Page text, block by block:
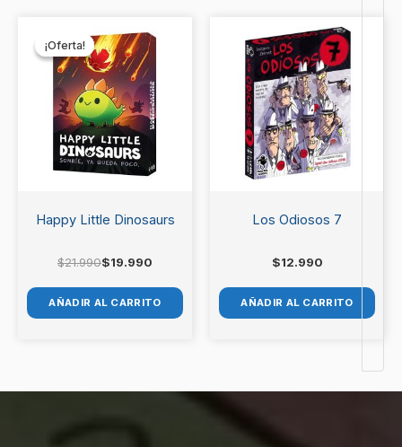
¡Oferta!
¡Oferta!
Happy Little Dinosaurs
$21.990
precio
original
era:
$21.990.
$19.990
precio
actual
es:
$19.990.
AÑADIR AL CARRITO
Los Odiosos 7
$12.990
AÑADIR AL CARRITO